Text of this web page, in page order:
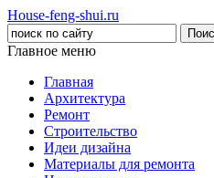
House-feng-shui.ru
Главное меню
Главная
Архитектура
Ремонт
Строительство
Идеи дизайна
Материалы для ремонта